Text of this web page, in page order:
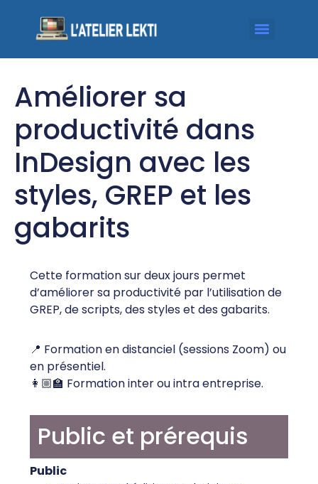
Améliorer sa
productivité dans
InDesign avec les
styles, GREP et les
gabarits
Cette formation sur deux jours permet
d’améliorer sa productivité par l’utilisation de
GREP, de scripts, des styles et des gabarits.
📍 Formation en distanciel (sessions Zoom) ou
en présentiel.
👩🏼‍🏫 Formation inter ou intra entreprise.
Public et prérequis
Public